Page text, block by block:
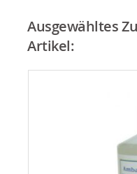
Ausgewähltes
Artikel: